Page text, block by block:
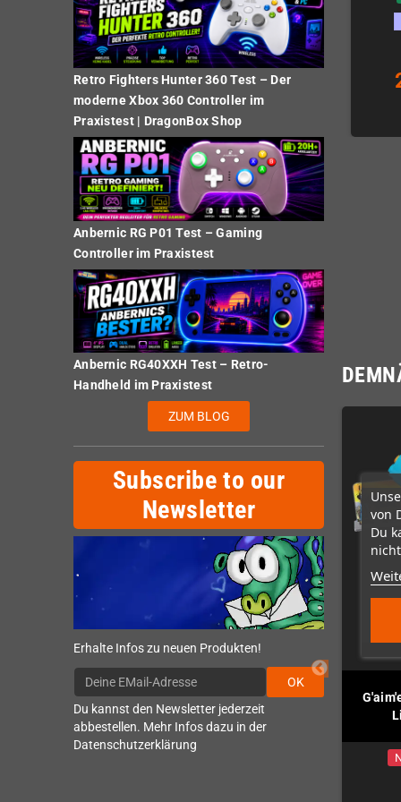
von
Du
Retro Fighters Hunter 360 Test – Der
moderne Xbox 360 Controller im
Praxistest | DragonBox Shop
Anbernic RG P01 Test – Gaming
Controller im Praxistest
Anbernic RG40XXH Test – Retro-
Handheld im Praxistest
ZUM BLOG
Subscribe to our
Newsletter
Erhalte Infos zu neuen Produkten!
OK
Du kannst den Newsletter jederzeit
abbestellen. Mehr Infos dazu in der
Datenschutzerklärung
29,00 € 29,00 €
(MegaDrive /
Retrode 3 Cart Reader /
Flasher